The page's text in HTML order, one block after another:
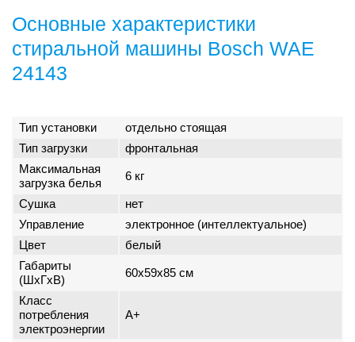
Основные характеристики
стиральной машины Bosch WAE
24143
Тип установки
отдельно стоящая
Тип загрузки
фронтальная
Максимальная
загрузка белья
6 кг
Сушка
нет
Управление
электронное (интеллектуальное)
Цвет
белый
Габариты
(ШxГxВ)
60x59x85 см
Класс
потребления
электроэнергии
A+